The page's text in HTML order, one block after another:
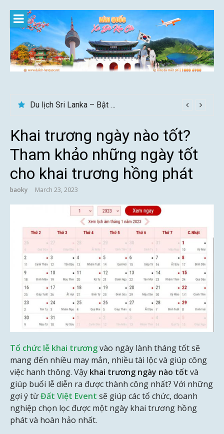
content
Du lịch Sri Lanka – Bật mí nên đi mùa nào đẹp
Khai trương ngày nào tốt?
Tham khảo những ngày tốt
cho khai trương hồng phát
baoky March 23, 2023
Tổ chức lễ khai trươngvào ngày lành tháng tốt sẽ
mang đến nhiều may mắn, nhiều tài lộc và giúp công
việc hanh thông. Vậy khai trương ngày nào tốt và
giúp buổi lễ diễn ra được thành công nhất? Với những
gợi ý từĐất Việt Event sẽ giúp các tổ chức, doanh
nghiệp chọn lọc được một ngày khai trương hồng
phát và hoàn hảo nhất.